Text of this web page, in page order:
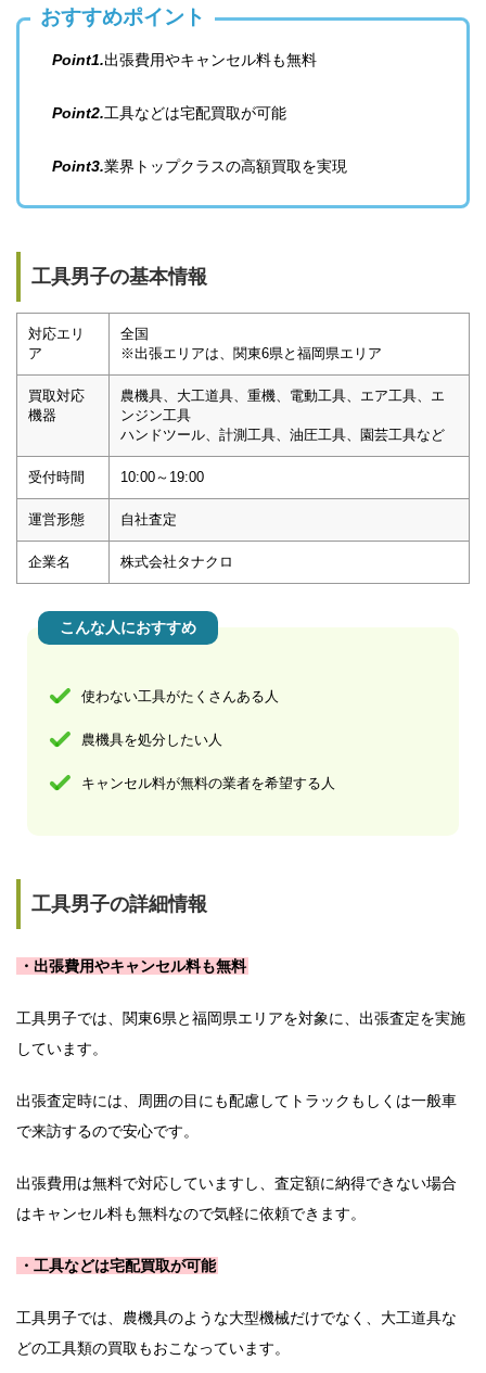
おすすめポイント
Point1.出張費用やキャンセル料も無料
Point2.工具などは宅配買取が可能
Point3.業界トップクラスの高額買取を実現
工具男子の基本情報
対応エリ
ア
全国
※出張エリアは、関東6県と福岡県エリア
買取対応
機器
農機具、大工道具、重機、電動工具、エア工具、エ
ンジン工具
ハンドツール、計測工具、油圧工具、園芸工具など
受付時間 10:00～19:00
運営形態 自社査定
企業名 株式会社タナクロ
こんな人におすすめ
使わない工具がたくさんある人
農機具を処分したい人
キャンセル料が無料の業者を希望する人
工具男子の詳細情報
・出張費用やキャンセル料も無料
工具男子では、関東6県と福岡県エリアを対象に、出張査定を実施
しています。
出張査定時には、周囲の目にも配慮してトラックもしくは一般車
で来訪するので安心です。
出張費用は無料で対応していますし、査定額に納得できない場合
はキャンセル料も無料なので気軽に依頼できます。
・工具などは宅配買取が可能
工具男子では、農機具のような大型機械だけでなく、大工道具な
どの工具類の買取もおこなっています。